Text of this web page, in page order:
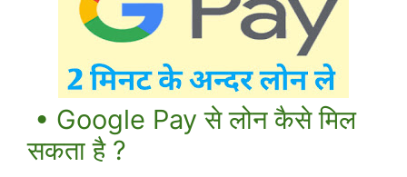
• Google Pay से लोन कैसे मिल
सकता है ?